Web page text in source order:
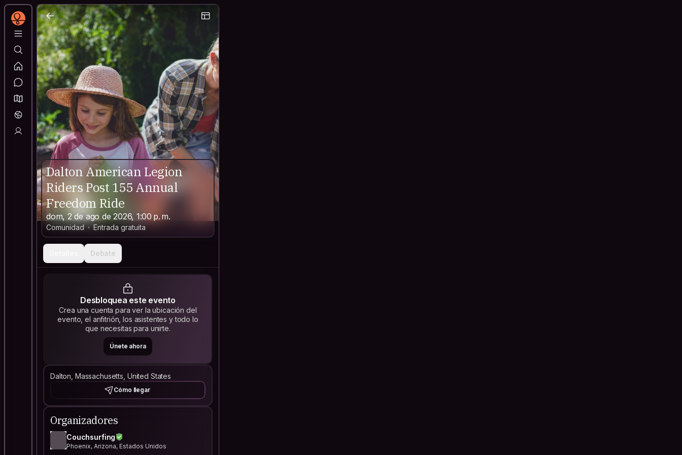
Dalton American Legion
Riders Post 155 Annual
Freedom Ride
dom, 2 de ago de 2026, 1:00 p. m.
Comunidad Entrada gratuita
Debate
Desbloquea este evento
Crea una cuenta para ver la ubicación del
evento, el anfitrión, los asistentes y todo lo
que necesitas para unirte.
Únete ahora
Dalton, Massachusetts, United States
Cómo llegar
Organizadores
Couchsurfing
Phoenix, Arizona, Estados Unidos